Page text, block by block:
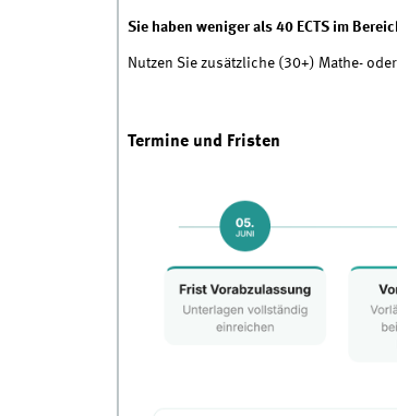
Sie haben weniger als 40 ECTS im
Nutzen Sie zusätzliche (30+) Mathe-
Termine und Fristen